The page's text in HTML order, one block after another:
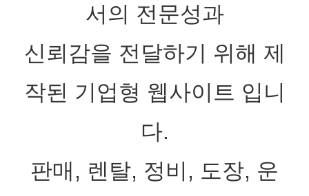
서의 전문성과
신뢰감을 전달하기 위해 제
작된 기업형 웹사이트 입니
다.
판매, 렌탈, 정비 , 도장, 운